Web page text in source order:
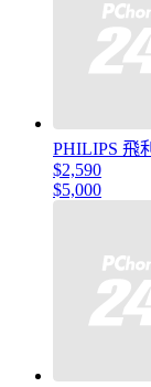
PHILIPS 飛
$2,590
$5,000